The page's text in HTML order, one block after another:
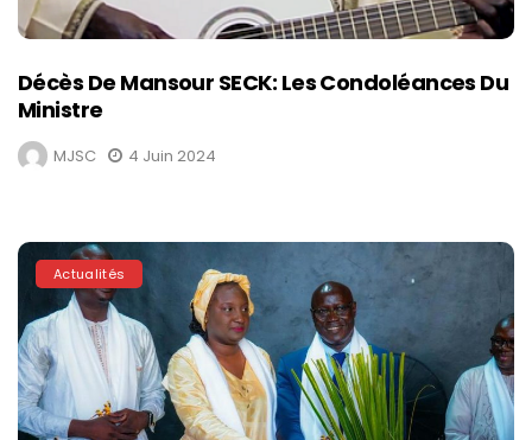
Décès De Mansour SECK: Les Condoléances Du
Ministre
MJSC 4 Juin 2024
Actualités